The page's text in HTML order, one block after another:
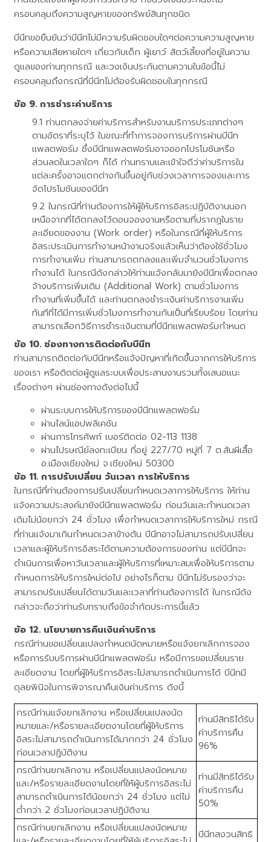
ครอบคลุมถึงความสูญหายของทรัพย์สินทุกชนิด
บีนีทขอยืนยันว่าบีนีทไม่มีความรับผิดชอบใดๆต่อความความสูญหาย
หรือความเสียหายใดๆ เกี่ยวกับเด็ก ผู้เยาว์ สัตว์เลี้ยงที่อยู่ในความ
ดูแลของท่านทุกกรณี และวงเงินประกันตามความในข้อนี้ไม่
ครอบคลุมถึงกรณีที่บีนีทไม่ต้องรับผิดชอบในทุกกรณี
การชำระค่าบริการ
ท่านตกลงจ่ายค่าบริการสำหรับงานบริการประเภทต่างๆ
ตามอัตราที่ระบุไว้ ในขณะที่ทำการจองการบริการผ่านบีนีท
แพลตฟอร์ม ซึ่งบีนีทแพลตฟอร์มอาจออกโปรโมชันหรือ
ส่วนลดในเวลาใดๆ ก็ได้ ท่านทราบและเข้าใจดีว่าค่าบริการใน
แต่ละครั้งอาจแตกต่างกันขึ้นอยู่กับช่วงเวลาการจองและการ
จัดโปรโมชันของบีนีท
ในกรณีที่ท่านต้องการให้ผู้ให้บริการอิสระปฏิบัติงานนอก
เหนือจากที่ได้ตกลงไว้ตอนจองงานหรือตามที่ปรากฏในราย
ละเอียดของงาน (Work order) หรือในกรณีที่ผู้ให้บริการ
อิสระประเมินการทำงานหน้างานจริงแล้วเห็นว่าต้องใช้ชั่วโมง
การทำงานเพิ่ม ท่านสามารถตกลงและเพิ่มจำนวนชั่วโมงการ
ทำงานได้ ในกรณีดังกล่าวให้ท่านแจ้งกลับมายังบีนีทเพื่อตกลง
จ้างบริการเพิ่มเติม (Additional Work) ตามชั่วโมงการ
ทำงานที่เพิ่มขึ้นได้ และท่านตกลงชำระเงินค่าบริการงานเพิ่ม
ทันทีที่ได้มีการเพิ่มชั่วโมงการทำงานกันเป็นที่เรียบร้อย โดยท่าน
สามารถเลือกวิธีการชำระเงินตามที่บีนีทแพลตฟอร์มกำหนด
ช่องทางการติดต่อกับบีนีท
ท่านสามารถติดต่อกับบีนีทหรือแจ้งปัญหาที่เกิดขึ้นจากการให้บริการ
ของเรา หรือติดต่อผู้ดูแลระบบเพื่อประสานงานรวมทั้งเสนอแนะ
เรื่องต่างๆ ผ่านช่องทางดังต่อไปนี้
ผ่านระบบการให้บริการของบีนีทแพลตฟอร์ม
ผ่านไลน์แอปพลิเคชัน
ผ่านการโทรศัพท์ เบอร์ติดต่อ 02-113 1138
ผ่านไปรษณีย์ลงทะเบียน ที่อยู่ 227/70 หมู่ที่ 7 ต.สันผีเสื้อ
อ.เมืองเชียงใหม่ จ.เชียงใหม่ 50300
การปรับเปลี่ยน วันเวลา การให้บริการ
ในกรณีที่ท่านต้องการปรับเปลี่ยนกำหนดเวลาการให้บริการ ให้ท่าน
แจ้งความประสงค์มายังบีนีทแพลตฟอร์ม ก่อนวันและกำหนดเวลา
เดิมไม่น้อยกว่า 24 ชั่วโมง เพื่อกำหนดเวลาการให้บริการใหม่ กรณี
ที่ท่านแจ้งมาเกินกำหนดเวลาข้างต้น บีนีทอาจไม่สามารถปรับเปลี่ยน
เวลาและผู้ให้บริการอิสระได้ตามความต้องการของท่าน แต่บีนีทจะ
ดำเนินการเพื่อหาวันเวลาและผู้ให้บริการที่เหมาะสมเพื่อให้บริการตาม
กำหนดการให้บริการใหม่ต่อไป อย่างไรก็ตาม บีนีทไม่รับรองว่าจะ
สามารถปรับเปลี่ยนได้ตามวันและเวลาที่ท่านต้องการได้ ในกรณีดัง
กล่าวจะถือว่าท่านรับทราบถึงข้อจำกัดประการนี้แล้ว
นโยบายการคืนเงินค่าบริการ
กรณีท่านขอเปลี่ยนแปลงกำหนดนัดหมายหรือแจ้งยกเลิกการจอง
หรือการรับบริการผ่านบีนีทแพลตฟอร์ม หรือมีการขอเปลี่ยนราย
ละเอียดงาน โดยที่ผู้ให้บริการอิสระไม่สามารถดำเนินการได้ บีนีทมี
ดุลยพินิจในการพิจารณาคืนเงินค่าบริการ ดังนี้
กรณีท่านแจ้งยกเลิกงาน หรือเปลี่ยนแปลงนัด
หมายและ/หรือรายละเอียดงานโดยที่ผู้ให้บริการ
อิสระไม่สามารถดำเนินการได้มากกว่า 24 ชั่วโมง
ก่อนเวลาปฏิบัติงาน
ท่านมีสิทธิได้รับ
ค่าบริการคืน
96%
กรณีท่านยกเลิกงาน หรือเปลี่ยนแปลงนัดหมาย
และ/หรือรายละเอียดงานโดยที่ให้ผู้บริการอิสระไม่
สามารถดำเนินการได้น้อยกว่า 24 ชั่วโมง แต่ไม่
ต่ำกว่า 2 ชั่วโมงก่อนเวลาปฏิบัติงาน
ท่านมีสิทธิได้รับ
ค่าบริการคืน
50%
กรณีท่านยกเลิกงาน หรือเปลี่ยนแปลงนัดหมาย
บีนีทสงวนสิทธิ